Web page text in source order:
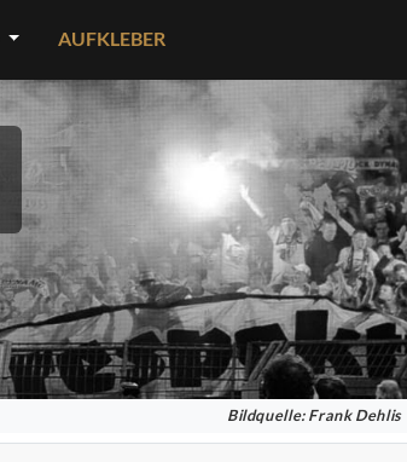
AUFKLEBER
Bildquelle: Frank Dehlis